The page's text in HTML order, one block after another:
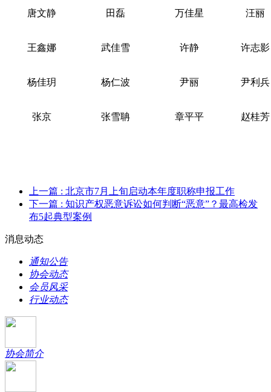
唐文静 田磊 万佳星 汪丽
王鑫娜 武佳雪 许静 许志影
杨佳玥 杨仁波 尹丽 尹利兵
张京 张雪聃 章平平 赵桂芳
上一篇 : 北京市7月上旬启动本年度职称申报工作
下一篇 : 知识产权恶意诉讼如何判断“恶意”？最高检发
布5起典型案例
消息动态
通知公告
协会动态
会员风采
行业动态
协会简介